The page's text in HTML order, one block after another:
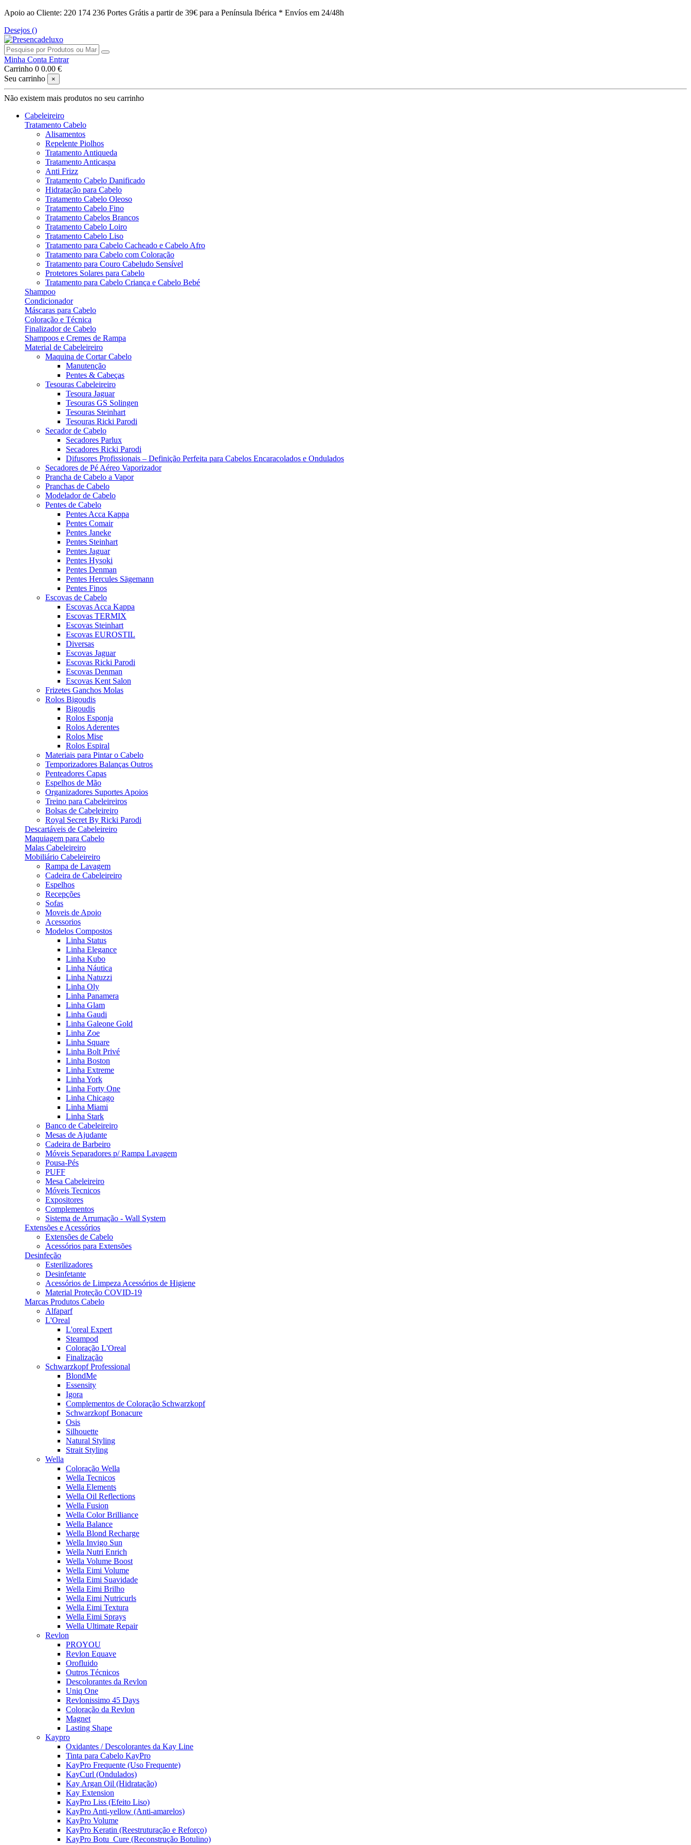
Apoio ao Cliente: 220 174 236 Portes Grátis a partir de 39€ para a Península Ibérica * Envíos em 24/48h
Desejos ()
Minha Conta Entrar
Carrinho 0 0.00 €
Seu carrinho
×
Não existem mais produtos no seu carrinho
Cabeleireiro
Tratamento Cabelo
Alisamentos
Repelente Piolhos
Tratamento Antiqueda
Tratamento Anticaspa
Anti Frizz
Tratamento Cabelo Danificado
Hidratação para Cabelo
Tratamento Cabelo Oleoso
Tratamento Cabelo Fino
Tratamento Cabelos Brancos
Tratamento Cabelo Loiro
Tratamento Cabelo Liso
Tratamento para Cabelo Cacheado e Cabelo Afro
Tratamento para Cabelo com Coloração
Tratamento para Couro Cabeludo Sensível
Protetores Solares para Cabelo
Tratamento para Cabelo Criança e Cabelo Bebé
Shampoo
Condicionador
Máscaras para Cabelo
Coloração e Técnica
Finalizador de Cabelo
Shampoos e Cremes de Rampa
Material de Cabeleireiro
Maquina de Cortar Cabelo
Manutenção
Pentes & Cabeças
Tesouras Cabeleireiro
Tesoura Jaguar
Tesouras GS Solingen
Tesouras Steinhart
Tesouras Ricki Parodi
Secador de Cabelo
Secadores Parlux
Secadores Ricki Parodi
Difusores Profissionais – Definição Perfeita para Cabelos Encaracolados e Ondulados
Secadores de Pé Aéreo Vaporizador
Prancha de Cabelo a Vapor
Pranchas de Cabelo
Modelador de Cabelo
Pentes de Cabelo
Pentes Acca Kappa
Pentes Comair
Pentes Janeke
Pentes Steinhart
Pentes Jaguar
Pentes Hysoki
Pentes Denman
Pentes Hercules Sägemann
Pentes Finos
Escovas de Cabelo
Escovas Acca Kappa
Escovas TERMIX
Escovas Steinhart
Escovas EUROSTIL
Diversas
Escovas Jaguar
Escovas Ricki Parodi
Escovas Denman
Escovas Kent Salon
Frizetes Ganchos Molas
Rolos Bigoudis
Bigoudis
Rolos Esponja
Rolos Aderentes
Rolos Mise
Rolos Espiral
Materiais para Pintar o Cabelo
Temporizadores Balanças Outros
Penteadores Capas
Espelhos de Mão
Organizadores Suportes Apoios
Treino para Cabeleireiros
Bolsas de Cabeleireiro
Royal Secret By Ricki Parodi
Descartáveis de Cabeleireiro
Maquiagem para Cabelo
Malas Cabeleireiro
Mobiliário Cabeleireiro
Rampa de Lavagem
Cadeira de Cabeleireiro
Espelhos
Recepções
Sofas
Moveis de Apoio
Acessorios
Modelos Compostos
Linha Status
Linha Elegance
Linha Kubo
Linha Náutica
Linha Natuzzi
Linha Oly
Linha Panamera
Linha Glam
Linha Gaudi
Linha Galeone Gold
Linha Zoe
Linha Square
Linha Bolt Privé
Linha Boston
Linha Extreme
Linha York
Linha Forty One
Linha Chicago
Linha Miami
Linha Stark
Banco de Cabeleireiro
Mesas de Ajudante
Cadeira de Barbeiro
Móveis Separadores p/ Rampa Lavagem
Pousa-Pés
PUFF
Mesa Cabeleireiro
Móveis Tecnicos
Expositores
Complementos
Sistema de Arrumação - Wall System
Extensões e Acessórios
Extensões de Cabelo
Acessórios para Extensões
Desinfeção
Esterilizadores
Desinfetante
Acessórios de Limpeza Acessórios de Higiene
Material Proteção COVID-19
Marcas Produtos Cabelo
Alfaparf
L'Oreal
L'oreal Expert
Steampod
Coloração L'Oreal
Finalização
Schwarzkopf Professional
BlondMe
Essensity
Igora
Complementos de Coloração Schwarzkopf
Schwarzkopf Bonacure
Osis
Silhouette
Natural Styling
Strait Styling
Wella
Coloração Wella
Wella Tecnicos
Wella Elements
Wella Oil Reflections
Wella Fusion
Wella Color Brilliance
Wella Balance
Wella Blond Recharge
Wella Invigo Sun
Wella Nutri Enrich
Wella Volume Boost
Wella Eimi Volume
Wella Eimi Suavidade
Wella Eimi Brilho
Wella Eimi Nutricurls
Wella Eimi Textura
Wella Eimi Sprays
Wella Ultimate Repair
Revlon
PROYOU
Revlon Equave
Orofluido
Outros Técnicos
Descolorantes da Revlon
Uniq One
Revlonissimo 45 Days
Coloração da Revlon
Magnet
Lasting Shape
Kaypro
Oxidantes / Descolorantes da Kay Line
Tinta para Cabelo KayPro
KayPro Frequente (Uso Frequente)
KayCurl (Ondulados)
Kay Argan Oil (Hidratação)
Kay Extension
KayPro Liss (Efeito Liso)
KayPro Anti-yellow (Anti-amarelos)
KayPro Volume
KayPro Keratin (Reestruturação e Reforço)
KayPro Botu_Cure (Reconstrução Botulino)